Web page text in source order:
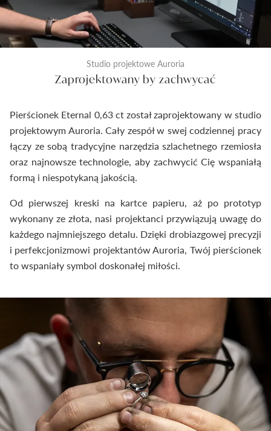
Studio projektowe Auroria
Zaprojektowany by zachwycać
Pierścionek Eternal 0,63 ct został zaprojektowany w studio
projektowym Auroria. Cały zespół w swej codziennej pracy
łączy ze sobą tradycyjne narzędzia szlachetnego rzemiosła
oraz najnowsze technologie, aby zachwycić Cię wspaniałą
formą i niespotykaną jakością.
Od pierwszej kreski na kartce papieru, aż po prototyp
wykonany ze złota, nasi projektanci przywiązują uwagę do
każdego najmniejszego detalu. Dzięki drobiazgowej precyzji
i perfekcjonizmowi projektantów Auroria, Twój pierścionek
to wspaniały symbol doskonałej miłości.